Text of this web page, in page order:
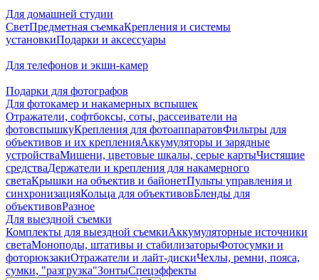
Для домашней студии
СветПредметная съемкаКрепления и системы
установкиПодарки и аксессуары
Для телефонов и экшн-камер
Подарки для фотографов
Для фотокамер и накамерных вспышек
Отражатели, софтбоксы, соты, рассеиватели на
фотовспышкуКрепления для фотоаппаратовФильтры для
объективов и их крепленияАккумуляторы и зарядные
устройстваМишени, цветовые шкалы, серые картыЧистящие
средстваДержатели и крепления для накамерного
светаКрышки на объектив и байонетПульты управления и
синхронизацияКольца для объективовБленды для
объективовРазное
Для выездной съемки
Комплекты для выездной съемкиАккумуляторные источники
светаМоноподы, штативы и стабилизаторыФотосумки и
фоторюкзакиОтражатели и лайт-дискиЧехлы, ремни, пояса,
сумки, "разгрузка"ЗонтыСпецэффекты